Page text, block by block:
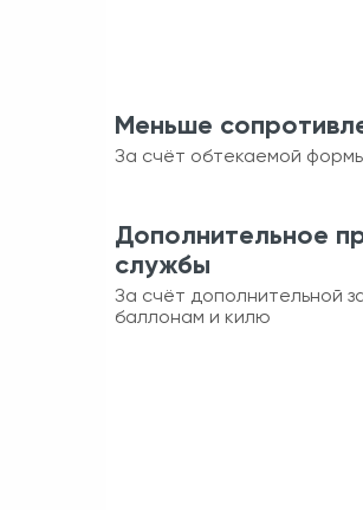
Меньше
За счёт обтекаемой
Дополнительное
службы
За счёт дополнительной
баллонам и килю